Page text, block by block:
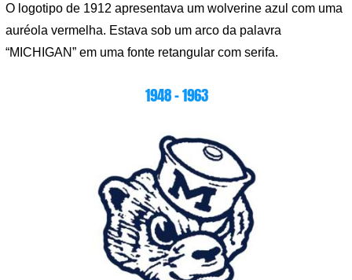
O logotipo de 1912 apresentava um wolverine azul com uma
auréola vermelha. Estava sob um arco da palavra
“MICHIGAN” em uma fonte retangular com serifa.
1948 – 1963